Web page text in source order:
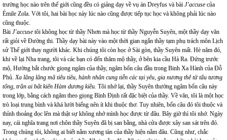
trường học nào trên thế giới cũng đều có giảng dạy về vụ án Dreyfus và bài J’accuse của
Émile Zola. Với tôi, hai bài học này lúc nào cũng được tiếp tục học và không phải lúc nào
cũng thuộc.
Bài J’accuse tôi không học từ thầy Nhơn mà học từ thầy Nguyễn Suyên, một thầy dạy văn
rất giỏi về Đường thi. Thầy dạy bài này vào một thời gian ngắn thầy tạm phụ trách môn Lịch
sử Thế giới thay người khác. Khi chúng tôi còn học ở Sài gòn, thầy Suyên mất. Hè năm đó,
khi về lại Nha trang, tôi và các bạn có đến thăm mộ thầy, ở bên kia cầu Hà Ra. Đứng trước
mộ, Hường bắt chước giọng ngâm của thầy, ngâm bốn câu đầu trong Binh Xa Hành của Đỗ
Phủ.Xa lâng lâng mã tiêu tiêu, hành nhân cung tiễn các tại yêu, gia nương thê tử tẩu tương
tống, trần ai bất kiến Hàm dương kiều. Tôi nhớ lại, thầy Suyên thường ngâm bốn câu này
trong lớp, bằng cách ngâm theo giọng Bình Định rất đặc biệt của thầy. Về văn, tôi là một học
trò loại trung bình và khá lười biếng nên ít khi thuộc thơ. Tuy nhiên, bốn câu đó tôi thuộc và
thỉnh thoảng đọc lên mà thật sự không nhớ mình học được từ đâu. Bây giờ thì tôi nhớ. Ngày
nay, cái nghĩa trang nơi chôn thầy Suyên đã bị san bằng, nhà cửa được xây san sát trên đó.
Trong chúng tôi, không ai biết nắm xương tàn của thầy hiện nằm đâu. Cũng như, chắc